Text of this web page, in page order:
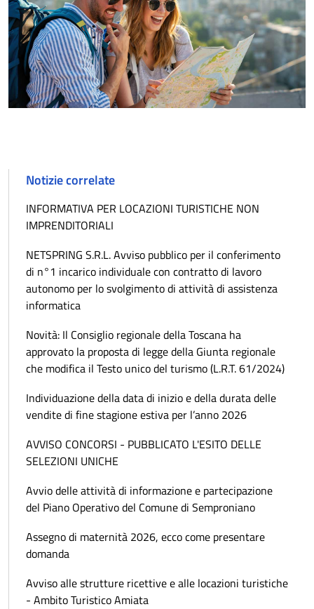
Notizie correlate
INFORMATIVA PER LOCAZIONI TURISTICHE NON
IMPRENDITORIALI
NETSPRING S.R.L. Avviso pubblico per il conferimento
di n°1 incarico individuale con contratto di lavoro
autonomo per lo svolgimento di attività di assistenza
informatica
Novità: Il Consiglio regionale della Toscana ha
approvato la proposta di legge della Giunta regionale
che modifica il Testo unico del turismo (L.R.T. 61/2024)
Individuazione della data di inizio e della durata delle
vendite di fine stagione estiva per l’anno 2026
AVVISO CONCORSI - PUBBLICATO L'ESITO DELLE
SELEZIONI UNICHE
Avvio delle attività di informazione e partecipazione
del Piano Operativo del Comune di Semproniano
Assegno di maternità 2026, ecco come presentare
domanda
Avviso alle strutture ricettive e alle locazioni turistiche
- Ambito Turistico Amiata